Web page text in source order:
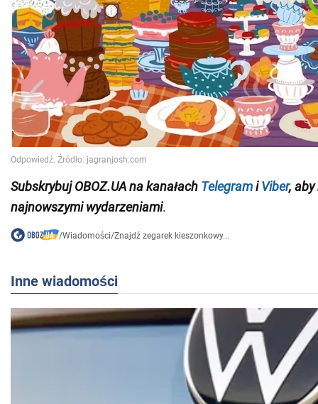
Subskrybuj OBOZ.UA nakanałach TelegramiViber,
najnowszymi wydarzeniami.
/Wiadomości/Znajdź zegarek kieszonkowy...
Inne wiadomości